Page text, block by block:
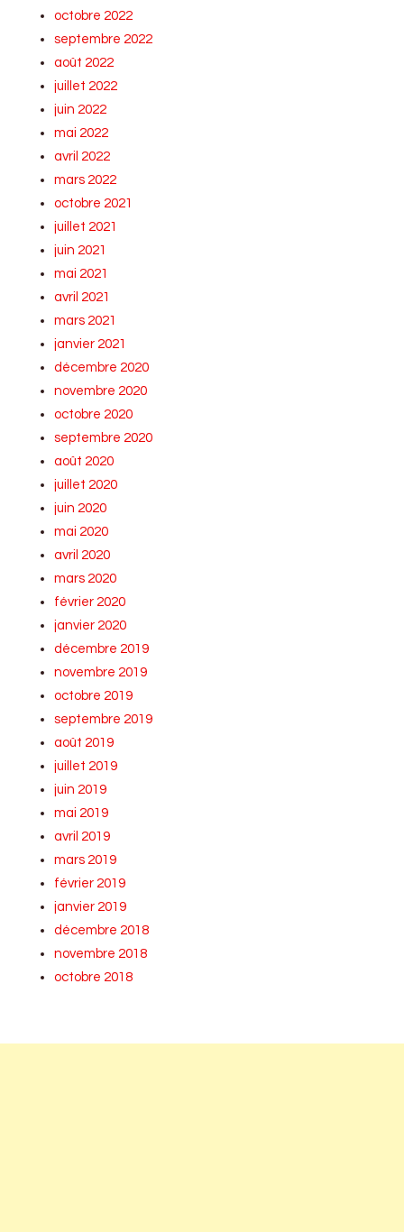
octobre 2022
septembre 2022
août 2022
juillet 2022
juin 2022
mai 2022
avril 2022
mars 2022
octobre 2021
juillet 2021
juin 2021
mai 2021
avril 2021
mars 2021
janvier 2021
décembre 2020
novembre 2020
octobre 2020
septembre 2020
août 2020
juillet 2020
juin 2020
mai 2020
avril 2020
mars 2020
février 2020
janvier 2020
décembre 2019
novembre 2019
octobre 2019
septembre 2019
août 2019
juillet 2019
juin 2019
mai 2019
avril 2019
mars 2019
février 2019
janvier 2019
décembre 2018
novembre 2018
octobre 2018